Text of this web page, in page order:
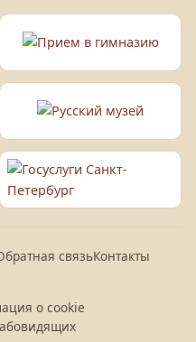
связьКонтакты
о cookie